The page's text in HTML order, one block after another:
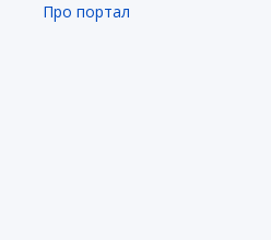
Про портал